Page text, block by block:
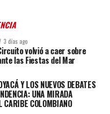
3 días ago
volvió a caer sobre
las Fiestas del Mar
Y LOS NUEVOS DEBATES
UNA MIRADA
CARIBE COLOMBIANO